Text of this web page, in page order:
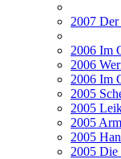
2007
2006 Im
2006
2006 Im
2005
2005
2005
2005
2005 Die